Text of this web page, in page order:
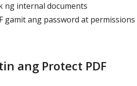
ng internal documents
gamit ang password at permissions
ang Protect PDF